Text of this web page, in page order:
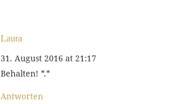
Laura
31. August 2016 at 21:17
Behalten! *.*
Antworten